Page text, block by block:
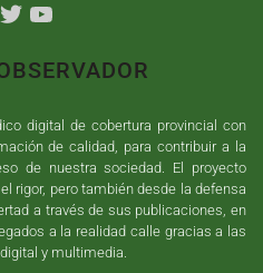
digital de cobertura provincial con
de calidad, para contribuir a la
de nuestra sociedad. El proyecto
rigor, pero también desde la defensa
a través de sus publicaciones, en
a la realidad calle gracias a las
y multimedia.